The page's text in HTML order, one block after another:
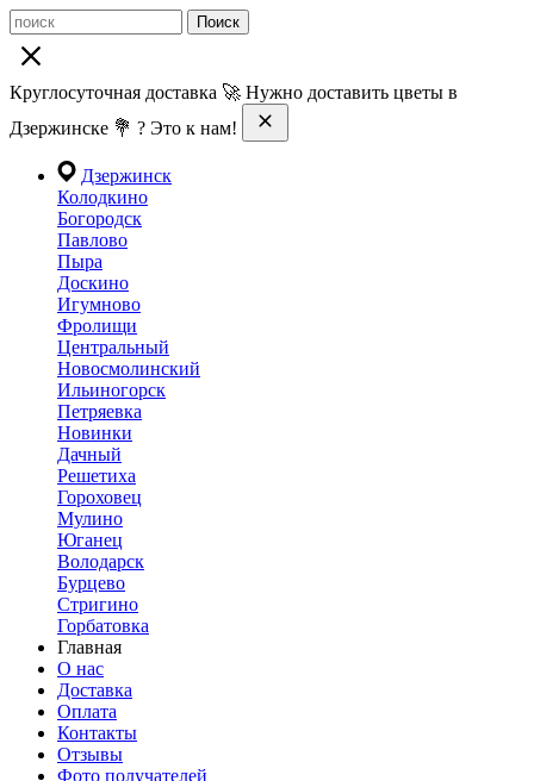
Поиск
Круглосуточная доставка 🚀 Нужно доставить цветы в
Дзержинске 💐 ? Это к нам!
Дзержинск
Колодкино
Богородск
Павлово
Пыра
Доскино
Игумново
Фролищи
Центральный
Новосмолинский
Ильиногорск
Петряевка
Новинки
Дачный
Решетиха
Гороховец
Мулино
Юганец
Володарск
Бурцево
Стригино
Горбатовка
Главная
О нас
Доставка
Оплата
Контакты
Отзывы
Фото получателей